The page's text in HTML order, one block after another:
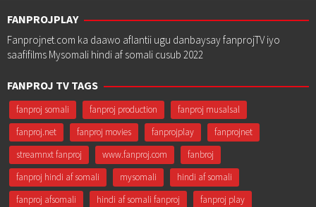
FANPROJPLAY
Fanprojnet.com ka daawo aflantii ugu danbaysay fanprojTV iyo
saafifilms Mysomali hindi af somali cusub 2022
FANPROJ TV TAGS
fanproj somali fanproj production
fanproj musalsal
fanproj.net
fanproj movies fanprojplay
fanprojnet
streamnxt fanproj
www.fanproj.com
fanbroj
fanproj hindi af somali
mysomali
hindi af somali
fanproj afsomali
hindi af somali fanproj fanproj play